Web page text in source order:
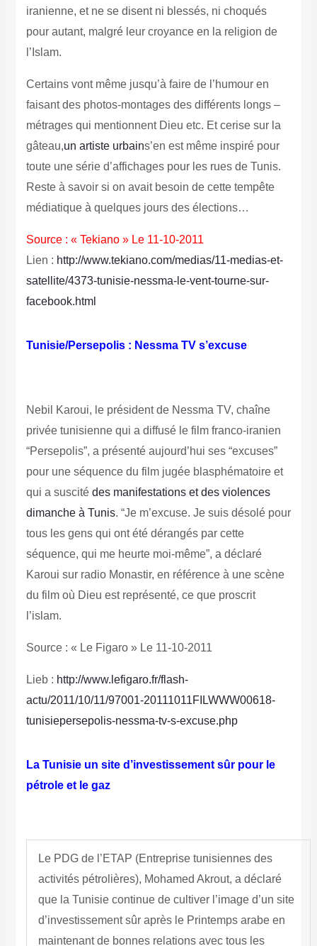
iranienne, et ne se disent ni blessés, ni choqués
pour autant, malgré leur croyance en la religion de
l’Islam.
Certains vont même jusqu’à faire de l’humour en
faisant des photos-montages des différents longs –
métrages qui mentionnent Dieu etc. Et cerise sur la
gâteau,un artiste urbains’en est même inspiré pour
toute une série d’affichages pour les rues de Tunis.
Reste à savoir si on avait besoin de cette tempête
médiatique à quelques jours des élections…
Source : « Tekiano » Le 11-10-2011
Lien : http://www.tekiano.com/medias/11-medias-et-
satellite/4373-tunisie-nessma-le-vent-tourne-sur-
facebook.html
Tunisie/Persepolis : Nessma TV s’excuse
Nebil Karoui, le président de Nessma TV, chaîne
privée tunisienne qui a diffusé le film franco-iranien
“Persepolis”, a présenté aujourd’hui ses “excuses”
pour une séquence du film jugée blasphématoire et
qui a suscité des manifestations et des violences
dimanche à Tunis. “Je m’excuse. Je suis désolé pour
tous les gens qui ont été dérangés par cette
séquence, qui me heurte moi-même”, a déclaré
Karoui sur radio Monastir, en référence à une scène
du film où Dieu est représenté, ce que proscrit
l’islam.
Source : « Le Figaro » Le 11-10-2011
Lieb : http://www.lefigaro.fr/flash-
actu/2011/10/11/97001-20111011FILWWW00618-
tunisiepersepolis-nessma-tv-s-excuse.php
La Tunisie un site d’investissement sûr pour le
pétrole et le gaz
Le PDG de l’ETAP (Entreprise tunisiennes des
activités pétrolières), Mohamed Akrout, a déclaré
que la Tunisie continue de cultiver l’image d’un site
d’investissement sûr après le Printemps arabe en
maintenant de bonnes relations avec tous les